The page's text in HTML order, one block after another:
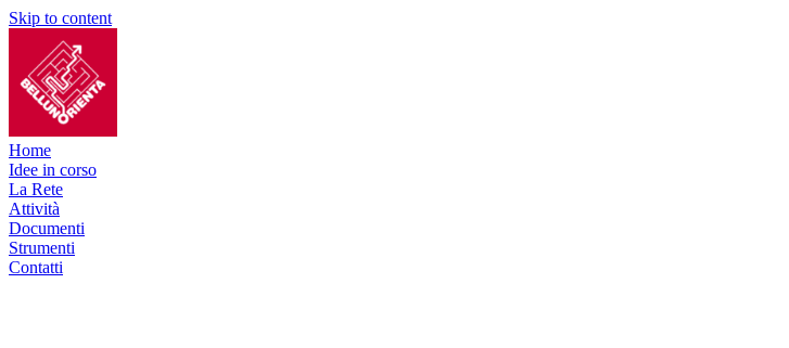
Skip to content
Home
Idee in corso
La Rete
Attività
Documenti
Strumenti
Contatti